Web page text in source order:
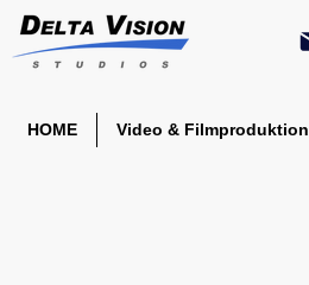
HOME Video & Filmproduktion